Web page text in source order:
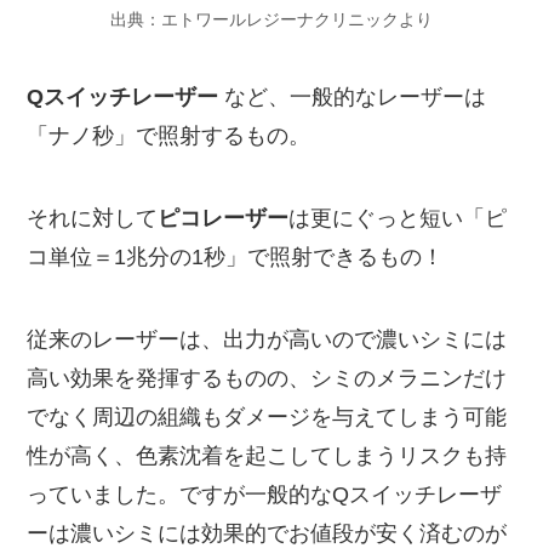
出典：エトワールレジーナクリニックより
Qスイッチレーザー など、一般的なレーザーは
「ナノ秒」で照射するもの。
それに対して ピコレーザーは更にぐっと短い「ピ
コ単位＝1兆分の1秒」で照射できるもの！
従来のレーザーは、出力が高いので濃いシミには
高い効果を発揮するものの、シミのメラニンだけ
でなく周辺の組織もダメージを与えてしまう可能
性が高く、色素沈着を起こしてしまうリスクも持
っていました。ですが一般的なQスイッチレーザ
ーは濃いシミには効果的でお値段が安く済むのが